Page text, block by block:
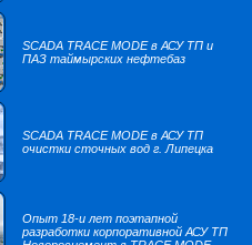
SCADA TRACE MODE в АСУ ТП и
ПАЗ таймырских нефтебаз
SCADA TRACE MODE в АСУ ТП
очистки сточных вод г. Липецка
Опыт 18-и лет поэтапной
разработки корпоративной АСУ ТП